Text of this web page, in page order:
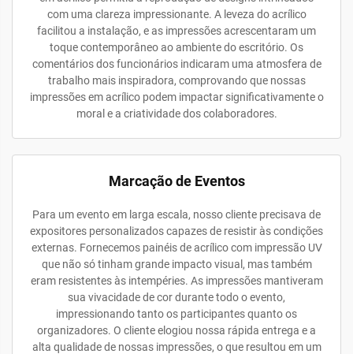
com uma clareza impressionante. A leveza do acrílico
facilitou a instalação, e as impressões acrescentaram um
toque contemporâneo ao ambiente do escritório. Os
comentários dos funcionários indicaram uma atmosfera de
trabalho mais inspiradora, comprovando que nossas
impressões em acrílico podem impactar significativamente o
moral e a criatividade dos colaboradores.
Marcação de Eventos
Para um evento em larga escala, nosso cliente precisava de
expositores personalizados capazes de resistir às condições
externas. Fornecemos painéis de acrílico com impressão UV
que não só tinham grande impacto visual, mas também
eram resistentes às intempéries. As impressões mantiveram
sua vivacidade de cor durante todo o evento,
impressionando tanto os participantes quanto os
organizadores. O cliente elogiou nossa rápida entrega e a
alta qualidade de nossas impressões, o que resultou em um